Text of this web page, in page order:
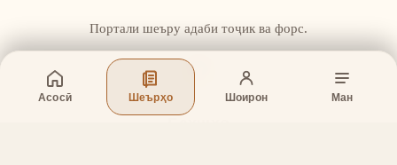
Асосӣ Шеърҳо Шоирон Ман
Портали шеъру адаби тоҷик ва форс.